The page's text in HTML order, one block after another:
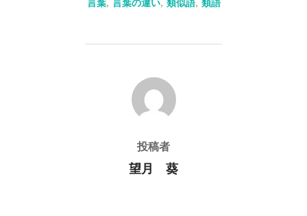
言葉, 言葉の違い, 類似語, 類語
投稿者
投稿者
望月 葵